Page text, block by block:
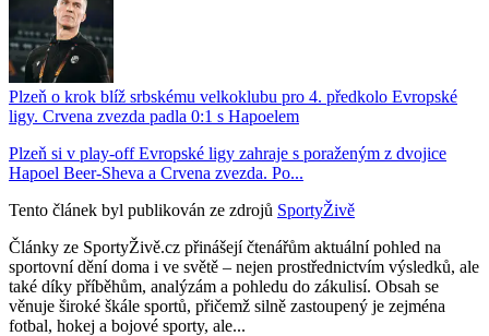
Plzeň o krok blíž srbskému velkoklubu pro 4. předkolo Evropské
ligy. Crvena zvezda padla 0:1 s Hapoelem
Plzeň si v play-off Evropské ligy zahraje s poraženým z dvojice
Hapoel Beer-Sheva a Crvena zvezda. Po...
Tento článek byl publikován ze zdrojů SportyŽivě
Články ze SportyŽivě.cz přinášejí čtenářům aktuální pohled na
sportovní dění doma i ve světě – nejen prostřednictvím výsledků, ale
také díky příběhům, analýzám a pohledu do zákulisí. Obsah se
věnuje široké škále sportů, přičemž silně zastoupený je zejména
fotbal, hokej a bojové sporty, ale...